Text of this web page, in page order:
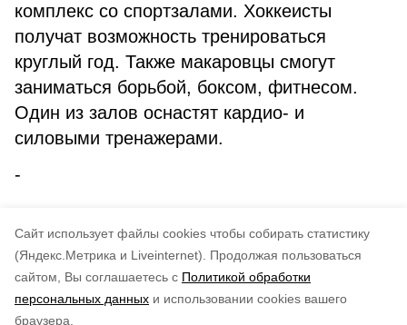
Cайт использует файлы cookies чтобы собирать статистику
(Яндекс.Метрика и Liveinternet).
Продолжая пользоваться
сайтом, Вы соглашаетесь с Политикой обработки
персональных данных и использовании cookies вашего
браузера.
комплекс со спортзалами. Хоккеисты
получат возможность тренироваться
круглый год. Также макаровцы смогут
заниматься борьбой, боксом, фитнесом.
Один из залов оснастят кардио- и
силовыми тренажерами.
-
по оценке